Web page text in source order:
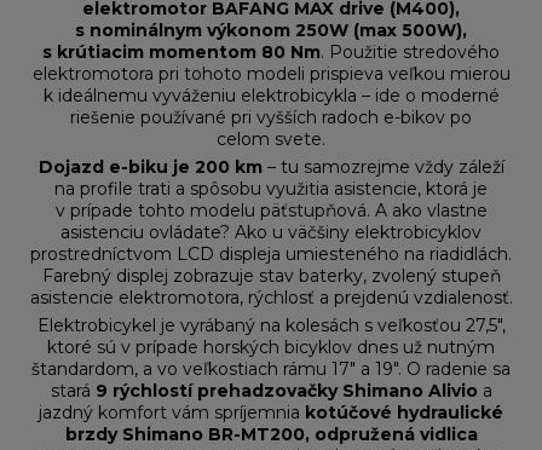
elektromotor BAFANG MAX drive (M400),
s nominálnym výkonom 250W (max 500W),
s krútiacim momentom 80 Nm. Použitie stredového
elektromotora pri tohoto modeli prispieva veľkou mierou
k ideálnemu vyváženiu elektrobicykla – ide o moderné
riešenie používané pri vyšších radoch e-bikov po
celom svete.
Dojazd e-biku je 200 km – tu samozrejme vždy záleží
na profile trati a spôsobu využitia asistencie, ktorá je
v prípade tohto modelu päťstupňová. A ako vlastne
asistenciu ovládate? Ako u väčšiny elektrobicyklov
prostredníctvom LCD displeja umiesteného na riadidlách.
Farebný displej zobrazuje stav baterky, zvolený stupeň
asistencie elektromotora, rýchlosť a prejdenú vzdialenosť.
Elektrobicykel je vyrábaný na kolesách s veľkosťou 27,5",
ktoré sú v prípade horských bicyklov dnes už nutným
štandardom, a vo veľkostiach rámu 17" a 19". O radenie sa
stará 9 rýchlostí prehadzovačky Shimano Alivio a
jazdný komfort vám spríjemnia kotúčové hydraulické
brzdy Shimano BR-MT200, odpružená vidlica